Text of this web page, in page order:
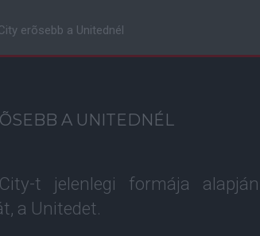
erõsebb a Unitednél
A UNITEDNÉL
t jelenlegi formája alapján
a Unitedet.